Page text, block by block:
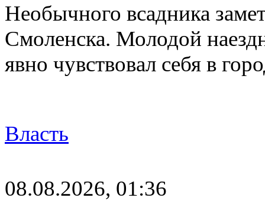
Необычного всадника
Смоленска. Молодой
явно чувствовал себя в
Власть
08.08.2026, 01:36